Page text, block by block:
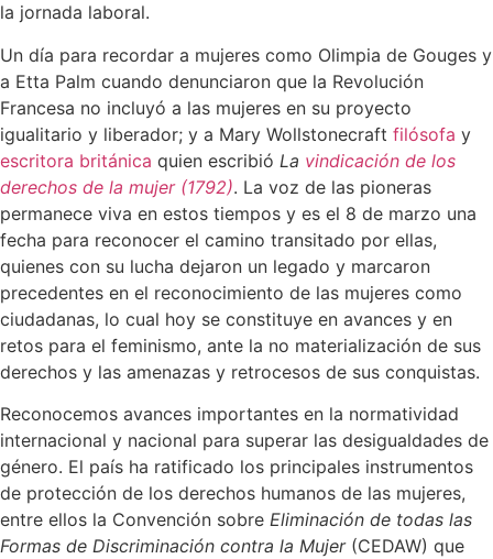
la jornada laboral.
Un día para recordar a mujeres como Olimpia de Gouges y
a Etta Palm cuando denunciaron que la Revolución
Francesa no incluyó a las mujeres en su proyecto
igualitario y liberador; y a Mary Wollstonecraft filósofa y
escritora británica quien escribió La vindicación de los
derechos de la mujer (1792). La voz de las pioneras
permanece viva en estos tiempos y es el 8 de marzo una
fecha para reconocer el camino transitado por ellas,
quienes con su lucha dejaron un legado y marcaron
precedentes en el reconocimiento de las mujeres como
ciudadanas, lo cual hoy se constituye en avances y en
retos para el feminismo, ante la no materialización de sus
derechos y las amenazas y retrocesos de sus conquistas.
Reconocemos avances importantes en la normatividad
internacional y nacional para superar las desigualdades de
género. El país ha ratificado los principales instrumentos
de protección de los derechos humanos de las mujeres,
entre ellos la Convención sobre Eliminación de todas las
Formas de Discriminación contra la Mujer(CEDAW) que